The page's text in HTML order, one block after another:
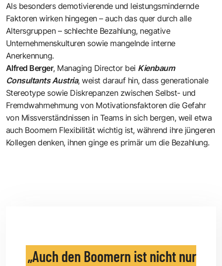
Als besonders demotivierende und leistungsmindernde
Faktoren wirken hingegen – auch das quer durch alle
Altersgruppen – schlechte Bezahlung, negative
Unternehmenskulturen sowie mangelnde interne
Anerkennung.
Alfred Berger, Managing Director bei Kienbaum
Consultants Austria, weist darauf hin, dass generationale
Stereotype sowie Diskrepanzen zwischen Selbst- und
Fremdwahrnehmung von Motivationsfaktoren die Gefahr
von Missverständnissen in Teams in sich bergen, weil etwa
auch Boomern Flexibilität wichtig ist, während ihre jüngeren
Kollegen denken, ihnen ginge es primär um die Bezahlung.
Auch den Boomern ist nicht nur